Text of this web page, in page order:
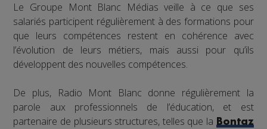
Le Groupe Mont Blanc Médias veille à ce que ses
salariés participent régulièrement à des formations pour
que leurs compétences restent en cohérence avec
l’évolution de leurs métiers, mais aussi pour qu’ils
développent des nouvelles compétences.
De plus, Radio Mont Blanc donne régulièrement la
parole aux professionnels de l’éducation, et est
partenaire de plusieurs structures, telles que la Bontaz